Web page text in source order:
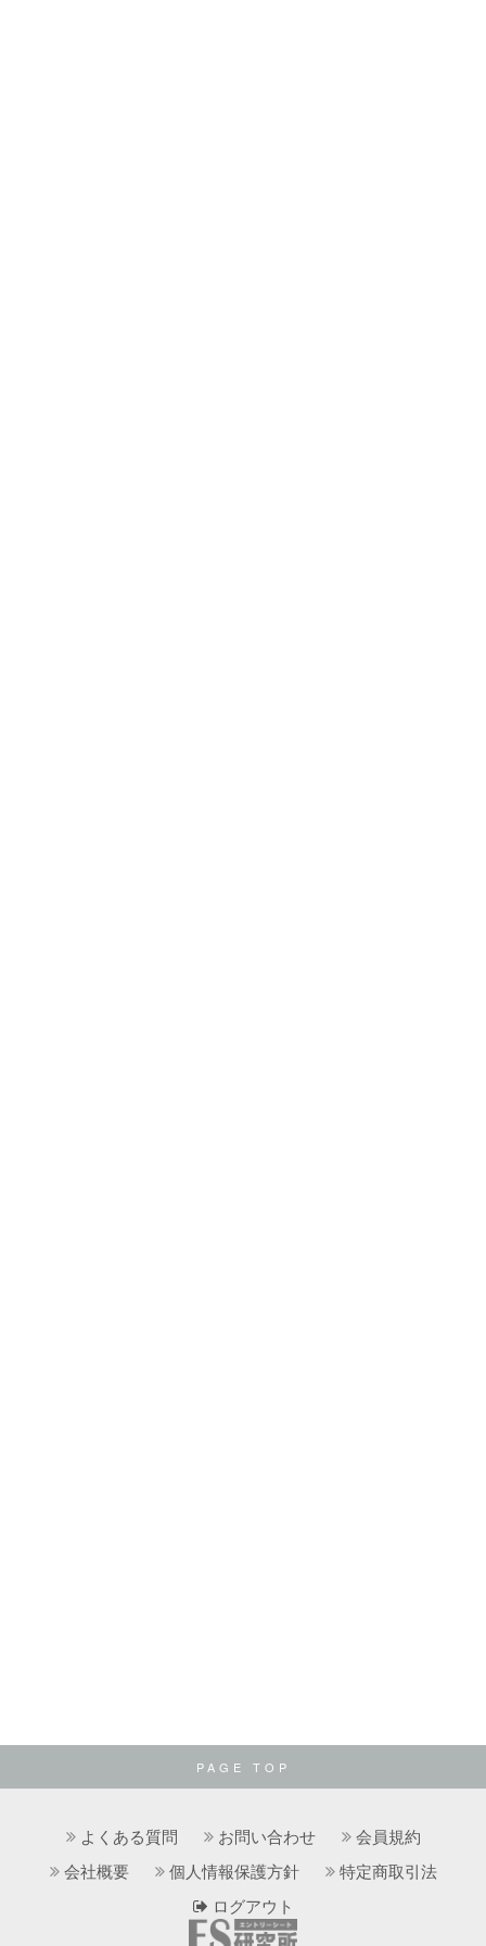
PAGE TOP
よくある質問 お問い合わせ
会員規約
会社概要
個人情報保護方針
特定商取引法
ログアウト